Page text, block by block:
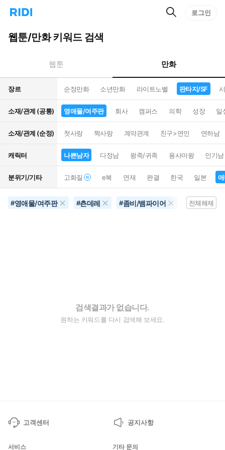
리
홈
으
턴
트
검
로그인
웹툰/만화 키워드 검색
웹툰 만화
장르 순정만화 소년만화 라이트노벨 판타지/SF
소재/관계 (공통) 영애물/여주판 회사 캠퍼스 의학 성장 일
소재/관계 (순정) 첫사랑 짝사랑 계약관계 친구>연인 연하남
캐릭터 나쁜남자 다정남 왕족/귀족 용사마왕 인기남
분위기/기타 고화질 e북 연재 완결 한국 일본
#영애물/여주판 #츤데레 #좀비/뱀파이어 공포물
전체해제
검색결과가 없습니다.
원하는 키워드를 다시 검색해 보세요.
고객센터 공지사항
서비스 기타 문의